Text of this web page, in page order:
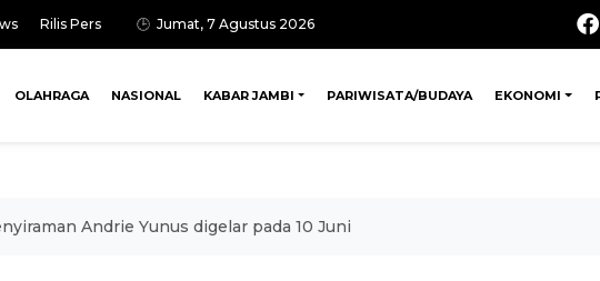
Rilis Pers Jumat, 7 Agustus 2026
OLAHRAGA NASIONAL KABAR JAMBI PARIWISATA/BUDAYA EKONOMI
Andrie Yunus digelar pada 10 Juni